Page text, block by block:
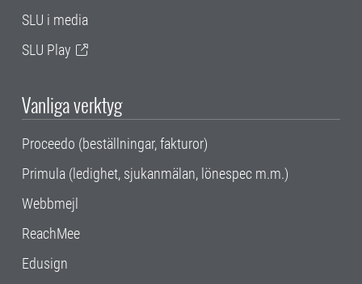
SLU i media
SLU Play
Vanliga verktyg
Proceedo (beställningar, fakturor)
Primula (ledighet, sjukanmälan, lönespec m.m.)
Webbmejl
ReachMee
Edusign